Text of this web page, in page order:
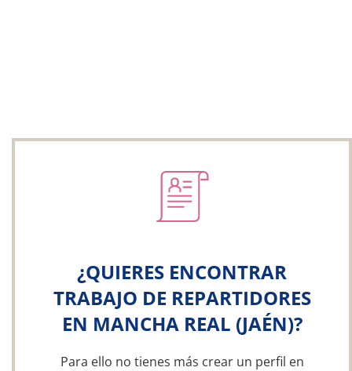
¿QUIERES ENCONTRAR
TRABAJO DE REPARTIDORES
EN MANCHA REAL (JAÉN)?
Para ello no tienes más crear un perfil en